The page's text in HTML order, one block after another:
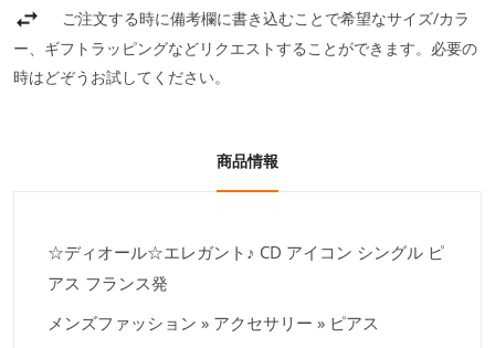
ご注文する時に備考欄に書き込むことで希望なサイズ/カラ
ー、ギフトラッピングなどリクエストすることができます。必要の
時はどぞうお試してください。
商品情報
☆ディオール☆エレガント♪ CD アイコン シングル ピ
アス フランス発
メンズファッション » アクセサリー » ピアス